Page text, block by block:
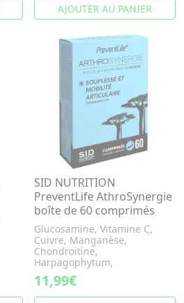
AJOUTER AU PANIER
SID NUTRITION
PreventLife AthroSynergie
boîte de 60 comprimés
Glucosamine, Vitamine C,
Cuivre, Manganèse,
Chondroïtine,
Harpagophytum,
11,99€